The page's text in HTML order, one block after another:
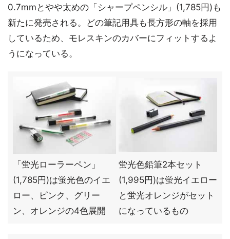
0.7mmとやや太めの「シャープペンシル」(1,785円)も
新たに発売される。どの筆記用具も長方形の軸を採用
しているため、モレスキンのカバーにフィットするよ
うになっている。
「蛍光ローラーペン」
(1,785円)は蛍光色のイエ
ロー、ピンク、グリー
ン、オレンジの4色展開
蛍光色鉛筆2本セット
(1,995円)は蛍光イエロー
と蛍光オレンジがセット
になっているもの